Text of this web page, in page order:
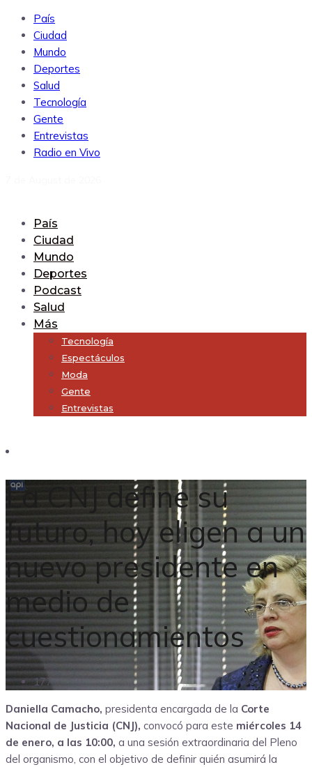
País
Ciudad
Mundo
Deportes
Salud
Tecnología
Gente
Entrevistas
Radio en Vivo
País
Ciudad
Mundo
Deportes
Podcast
Salud
Más
Tecnología
Espectáculos
Moda
Gente
Entrevistas
La CNJ define su
futuro, hoy eligen a un
nuevo presidente en
medio de
cuestionamientos
177
Daniella Camacho, presidenta encargada de la Corte
Nacional de Justicia (CNJ), convocó para este miércoles 14
de enero, a las 10:00, a una sesión extraordinaria del Pleno
del organismo, con el objetivo de definir quién asumirá la